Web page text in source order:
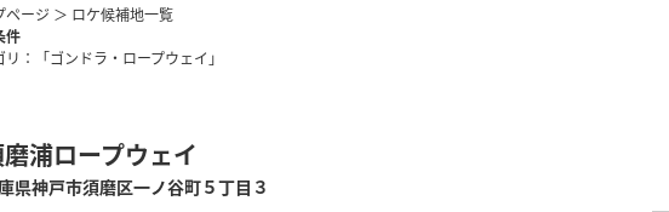
ページ ＞ ロケ候補地一覧
件
リ：「ゴンドラ・ロープウェイ」
浦ロープウェイ
県神戸市須磨区一ノ谷町５丁目３